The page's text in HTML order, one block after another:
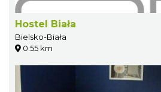
Hostel Biała
Bielsko-Biała
0.55 km